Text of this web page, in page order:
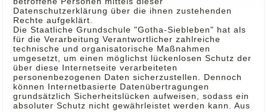
Datenschutzerklärung über die ihnen zustehenden
Rechte aufgeklärt.
Die Staatliche Grundschule "Gotha-Siebleben" hat als
für die Verarbeitung Verantwortlicher zahlreiche
technische und organisatorische Maßnahmen
umgesetzt, um einen möglichst lückenlosen Schutz der
über diese Internetseite verarbeiteten
personenbezogenen Daten sicherzustellen. Dennoch
können Internetbasierte Datenübertragungen
grundsätzlich Sicherheitslücken aufweisen, sodass ein
absoluter Schutz nicht gewährleistet werden kann. Aus